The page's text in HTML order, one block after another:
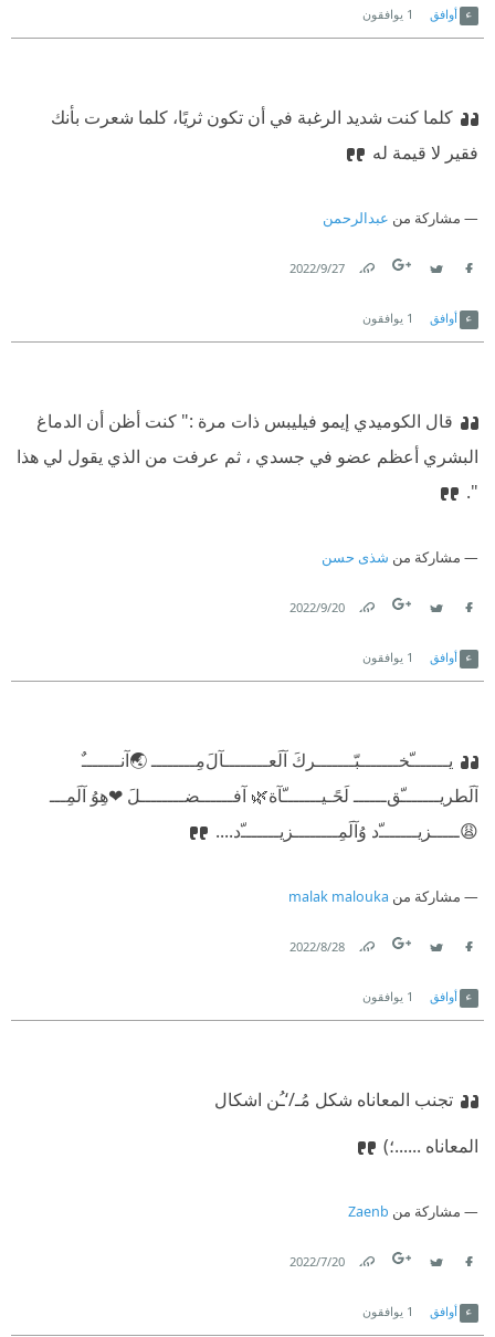
أوافق 1 يوافقون
كلما كنت شديد الرغبة في أن تكون ثريًا، كلما شعرت بأنك
فقير لا قيمة له
مشاركة من عبدالرحمن
27‏/9‏/2022
أوافق 1 يوافقون
قال الكوميدي إيمو فيليبس ذات مرة :" كنت أظن أن الدماغ
البشري أعظم عضو في جسدي ، ثم عرفت من الذي يقول لي هذا
".
مشاركة من شذى حسن
20‏/9‏/2022
أوافق 1 يوافقون
يـــــــّخـــــــبّـــــــركَ آلَعــــــــآلَمِــــــــ🌏آنـــــــٌ
آلَطريـــــــّقــــــ لَحًـيـــــــّآة🌿 آفــــــضــــــــلَ ❤هِوُ آلَمِـــ
😩ـــــزيـــــــّد وُآلَمِــــــــزيـــــــّد....
مشاركة من malak malouka
28‏/8‏/2022
أوافق 1 يوافقون
تجنب المعاناه شكل مُـ/‘ـُن اشكال
المعاناه ......؛)
مشاركة من Zaenb
20‏/7‏/2022
أوافق 1 يوافقون